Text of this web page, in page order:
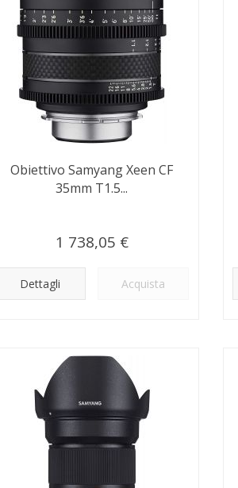
Obiettivo Samyang Xeen CF
35mm T1.5...
1 738,05 €
Dettagli Acquista